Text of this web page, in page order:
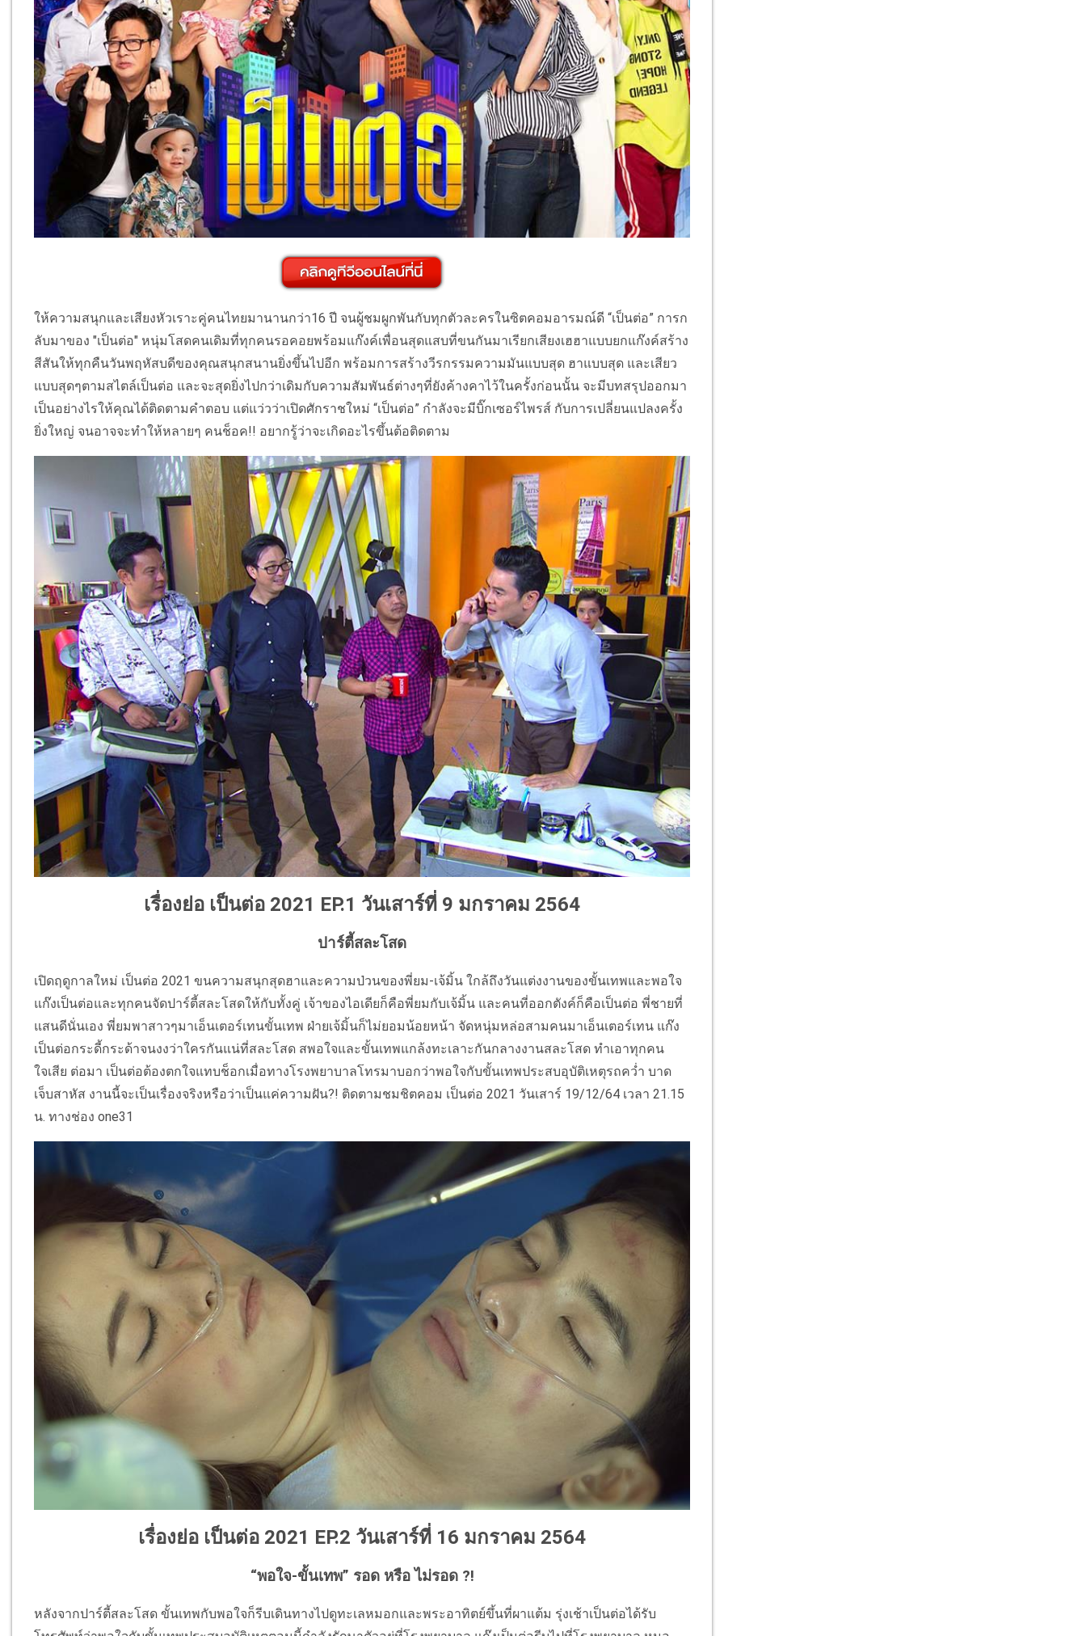
ให้ความสนุกและเสียงหัวเราะคู่คนไทยมานานกว่า16 ปี จนผู้ชมผูกพันกับทุกตัวละครในซิตคอมอารมณ์ดี “เป็นต่อ” การก
ลับมาของ "เป็นต่อ" หนุ่มโสดคนเดิมที่ทุกคนรอคอยพร้อมแก๊งค์เพื่อนสุดแสบที่ขนกันมาเรียกเสียงเฮฮาแบบยกแก๊งค์สร้าง
สีสันให้ทุกคืนวันพฤหัสบดีของคุณสนุกสนานยิ่งขึ้นไปอีก พร้อมการสร้างวีรกรรมความมันแบบสุด ฮาแบบสุด และเสียว
แบบสุดๆตามสไตล์เป็นต่อ และจะสุดยิ่งไปกว่าเดิมกับความสัมพันธ์ต่างๆที่ยังค้างคาไว้ในครั้งก่อนนั้น จะมีบทสรุปออกมา
เป็นอย่างไรให้คุณได้ติดตามคำตอบ แต่แว่วว่าเปิดศักราชใหม่ “เป็นต่อ” กำลังจะมีบิ๊กเซอร์ไพรส์ กับการเปลี่ยนแปลงครั้ง
ยิ่งใหญ่ จนอาจจะทำให้หลายๆ คนช็อค!! อยากรู้ว่าจะเกิดอะไรขึ้นต้อติดตาม
เรื่องย่อ เป็นต่อ 2021 EP.1 วันเสาร์ที่ 9 มกราคม 2564
ปาร์ตี้สละโสด
เปิดฤดูกาลใหม่ เป็นต่อ 2021 ขนความสนุกสุดฮาและความป่วนของพี่ยม-เจ้มิ้น ใกล้ถึงวันแต่งงานของขั้นเทพและพอใจ
แก๊งเป็นต่อและทุกคนจัดปาร์ตี้สละโสดให้กับทั้งคู่ เจ้าของไอเดียก็คือพี่ยมกับเจ้มิ้น และคนที่ออกตังค์ก็คือเป็นต่อ พี่ชายที่
แสนดีนั่นเอง พี่ยมพาสาวๆมาเอ็นเตอร์เทนขั้นเทพ ฝ่ายเจ้มิ้นก็ไม่ยอมน้อยหน้า จัดหนุ่มหล่อสามคนมาเอ็นเตอร์เทน แก๊ง
เป็นต่อกระดี้กระด้าจนงงว่าใครกันแน่ที่สละโสด สพอใจและขั้นเทพแกล้งทะเลาะกันกลางงานสละโสด ทำเอาทุกคน
ใจเสีย ต่อมา เป็นต่อต้องตกใจแทบช็อกเมื่อทางโรงพยาบาลโทรมาบอกว่าพอใจกับขั้นเทพประสบอุบัติเหตุรถคว่ำ บาด
เจ็บสาหัส งานนี้จะเป็นเรื่องจริงหรือว่าเป็นแค่ความฝัน?! ติดตามชมชิตคอม เป็นต่อ 2021 วันเสาร์ 19/12/64 เวลา 21.15
น. ทางช่อง one31
เรื่องย่อ เป็นต่อ 2021 EP.2 วันเสาร์ที่ 16 มกราคม 2564
“พอใจ-ขั้นเทพ” รอด หรือ ไม่รอด ?!
หลังจากปาร์ตี้สละโสด ขั้นเทพกับพอใจก็รีบเดินทางไปดูทะเลหมอกและพระอาทิตย์ขึ้นที่ผาแต้ม รุ่งเช้าเป็นต่อได้รับ